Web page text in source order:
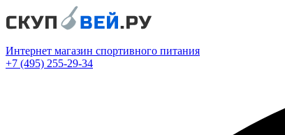
Интернет магазин спортивного питания
+7 (495) 255-29-34